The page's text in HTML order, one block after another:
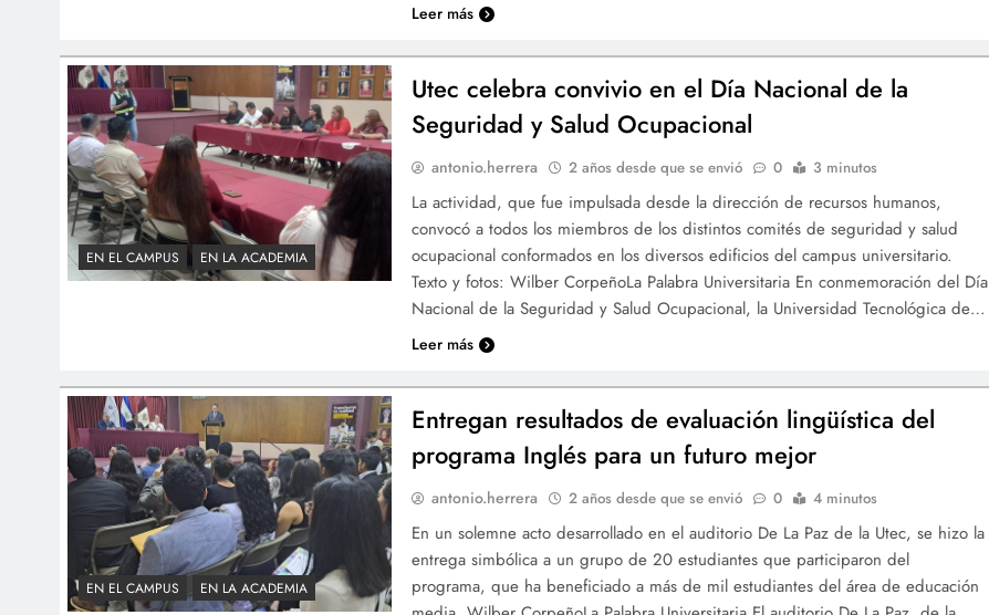
Leer más
EN EL CAMPUS EN LA ACADEMIA
Utec celebra convivio en el Día Nacional de la
Seguridad y Salud Ocupacional
antonio.herrera 2 años desde que se envió 0 3 minutos
La actividad, que fue impulsada desde la dirección de recursos humanos,
convocó a todos los miembros de los distintos comités de seguridad y salud
ocupacional conformados en los diversos edificios del campus universitario.
Texto y fotos: Wilber CorpeñoLa Palabra Universitaria En conmemoración del Día
Nacional de la Seguridad y Salud Ocupacional, la Universidad Tecnológica de…
Leer más
EN EL CAMPUS EN LA ACADEMIA
Entregan resultados de evaluación lingüística del
programa Inglés para un futuro mejor
antonio.herrera 2 años desde que se envió 0 4 minutos
En un solemne acto desarrollado en el auditorio De La Paz de la Utec, se hizo la
entrega simbólica a un grupo de 20 estudiantes que participaron del
programa, que ha beneficiado a más de mil estudiantes del área de educación